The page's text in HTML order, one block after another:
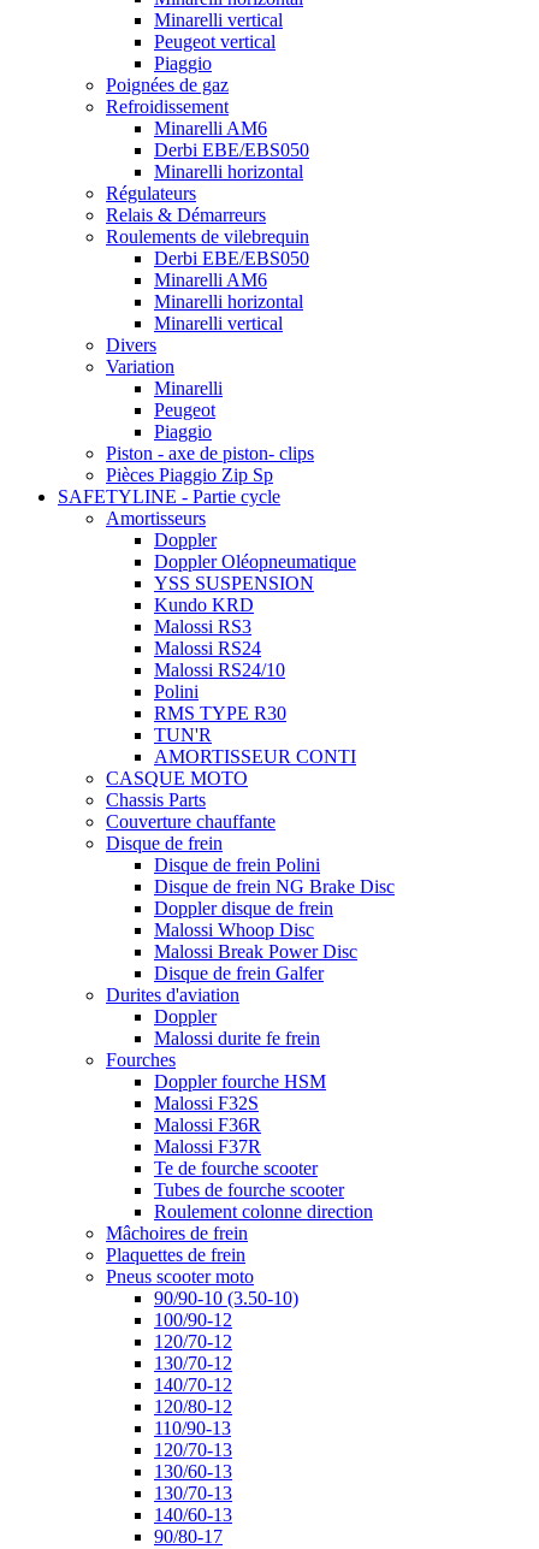
Minarelli vertical
Peugeot vertical
Piaggio
Poignées de gaz
Refroidissement
Minarelli AM6
Derbi EBE/EBS050
Minarelli horizontal
Régulateurs
Relais & Démarreurs
Roulements de vilebrequin
Derbi EBE/EBS050
Minarelli AM6
Minarelli horizontal
Minarelli vertical
Divers
Variation
Minarelli
Peugeot
Piaggio
Piston - axe de piston- clips
Pièces Piaggio Zip Sp
SAFETYLINE - Partie cycle
Amortisseurs
Doppler
Doppler Oléopneumatique
YSS SUSPENSION
Kundo KRD
Malossi RS3
Malossi RS24
Malossi RS24/10
Polini
RMS TYPE R30
TUN'R
AMORTISSEUR CONTI
CASQUE MOTO
Chassis Parts
Couverture chauffante
Disque de frein
Disque de frein Polini
Disque de frein NG Brake Disc
Doppler disque de frein
Malossi Whoop Disc
Malossi Break Power Disc
Disque de frein Galfer
Durites d'aviation
Doppler
Malossi durite fe frein
Fourches
Doppler fourche HSM
Malossi F32S
Malossi F36R
Malossi F37R
Te de fourche scooter
Tubes de fourche scooter
Roulement colonne direction
Mâchoires de frein
Plaquettes de frein
Pneus scooter moto
90/90-10 (3.50-10)
100/90-12
120/70-12
130/70-12
140/70-12
120/80-12
110/90-13
120/70-13
130/60-13
130/70-13
140/60-13
90/80-17